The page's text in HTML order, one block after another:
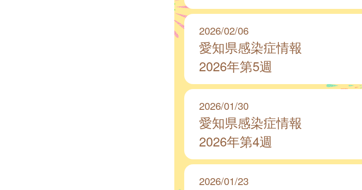
2026/02/06
愛知県感染症情報
2026年第5週
2026/01/30
愛知県感染症情報
2026年第4週
2026/01/23